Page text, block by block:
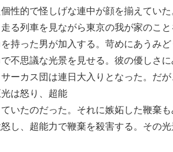
性的で怪しげな連中が顔を揃えてい
る列車を見ながら東京の我が家のこ
持った男が加入する。苛めにあうみ
不思議な光景を見せる。彼の優しさ
ーカス団は連日大入りとなった。だ
は怒り、超能
いたのだった。それに嫉妬した鞭棄
し、超能力で鞭棄を殺害する。その